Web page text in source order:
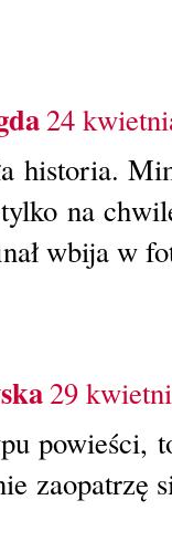
24
historia.
na
wbija w
29
powieści,
zaopatrzę